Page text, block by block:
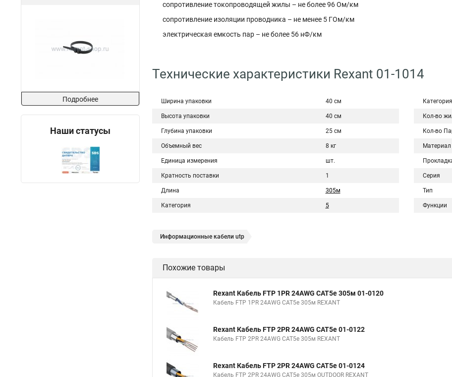
Подробнее
Наши статусы
сопротивление токопроводящей жилы – не более 96 Ом/км
сопротивление изоляции проводника – не менее 5 ГОм/км
электрическая емкость пар – не более 56 нФ/км
Технические характеристики Rexant 01-1014
Ширина упаковки 40 см
Высота упаковки 40 см
Глубина упаковки 25 см
Объемный вес 8 кг
Единица измерения шт.
Кратность поставки 1
Длина 305м
Категория 5
Категория
Кол-во
Кол-во
Материал
Серия
Тип
Функции
Информационные кабели utp
Похожие товары
Rexant Кабель FTP 1PR 24AWG CAT5e 305м 01-0120
Кабель FTP 1PR 24AWG CAT5e 305м REXANT
Rexant Кабель FTP 2PR 24AWG CAT5e 01-0122
Кабель FTP 2PR 24AWG CAT5e 305м REXANT
Rexant Кабель FTP 2PR 24AWG CAT5e 01-0124
Кабель FTP 2PR 24AWG CAT5e 305м OUTDOOR REXANT